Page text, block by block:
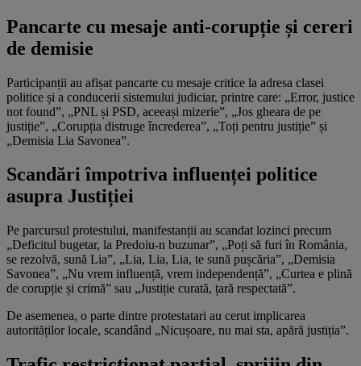
Pancarte cu mesaje anti-corupție și cereri
de demisie
Participanții au afișat pancarte cu mesaje critice la adresa clasei
politice și a conducerii sistemului judiciar, printre care: „Error, justice
not found”, „PNL și PSD, aceeași mizerie”, „Jos gheara de pe
justiție”, „Corupția distruge încrederea”, „Toți pentru justiție” și
„Demisia Lia Savonea”.
Scandări împotriva influenței politice
asupra Justiției
Pe parcursul protestului, manifestanții au scandat lozinci precum
„Deficitul bugetar, la Predoiu-n buzunar”, „Poți să furi în România,
se rezolvă, sună Lia”, „Lia, Lia, Lia, te sună pușcăria”, „Demisia
Savonea”, „Nu vrem influență, vrem independență”, „Curtea e plină
de corupție și crimă” sau „Justiție curată, țară respectată”.
De asemenea, o parte dintre protestatari au cerut implicarea
autorităților locale, scandând „Nicușoare, nu mai sta, apără justiția”.